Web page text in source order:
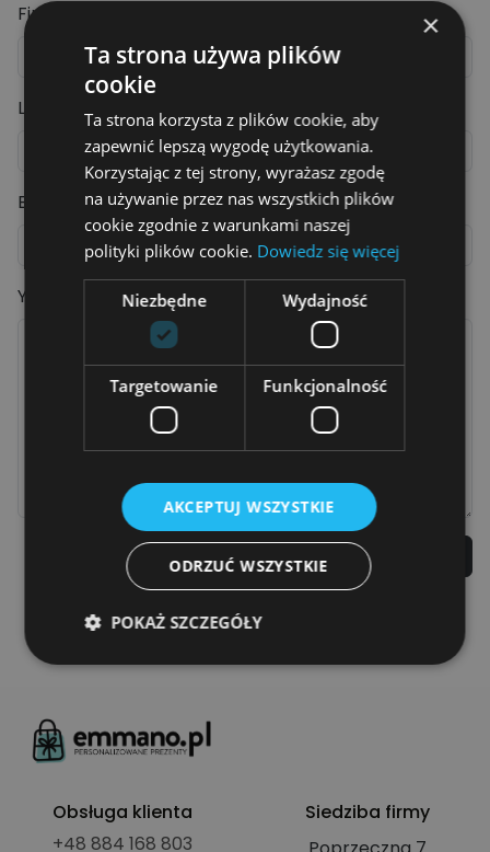
First Name
Last Name
Email
Your Message
Obsługa klienta
+48 884 168 803
Siedziba firmy
×
Ta strona używa plików
cookie
Ta strona korzysta z plików cookie, aby
zapewnić lepszą wygodę użytkowania.
Korzystając z tej strony, wyrażasz zgodę
na używanie przez nas wszystkich plików
cookie zgodnie z warunkami naszej
polityki plików cookie. Dowiedz się więcej
Niezbędne Wydajność
Targetowanie Funkcjonalność
AKCEPTUJ WSZYSTKIE
ODRZUĆ WSZYSTKIE
POKAŻ SZCZEGÓŁY
Funkcjonalność
jak logowanie użytkownika i zarządzanie kontem.
Bez niezbędnych plików cookie nie można